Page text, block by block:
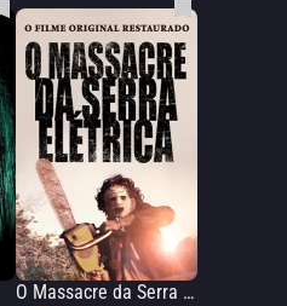
O Massacre da Serra Elétrica